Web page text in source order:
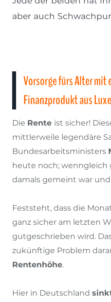
aber auch
Vorsorge fürs Alter
Finanzprodukt aus
Die Rente ist sicher!
mittlerweile legendäre
Bundesarbeitsministers
heute noch; wenngleich
damals gemeint war
Feststeht, dass die
ganz sicher am letzten
gutgeschrieben wird.
zukünftige Problem
Rentenhöhe.
Hier in Deutschland